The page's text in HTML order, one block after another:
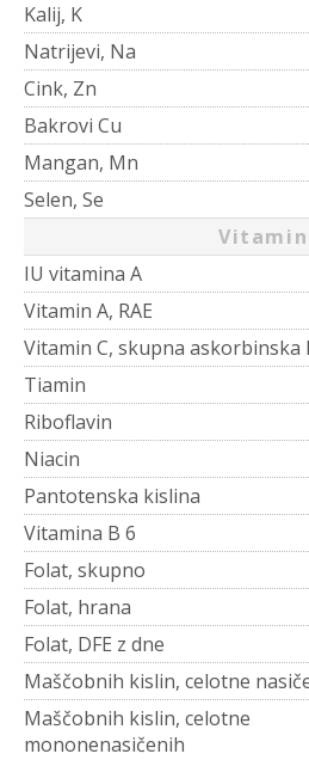
Kalij, K
Natrijevi, Na
Cink, Zn
Bakrovi Cu
Mangan, Mn
Selen, Se
IU vitamina A
Vitamin A, RAE
Vitamin C, skupna askorbinska
Tiamin
Riboflavin
Niacin
Pantotenska kislina
Vitamina B 6
Folat, skupno
Folat, hrana
Folat, DFE z dne
Maščobnih kislin, celotne
Maščobnih kislin, celotne
mononenasičenih